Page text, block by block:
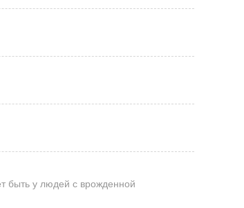
быть у людей с врожденной